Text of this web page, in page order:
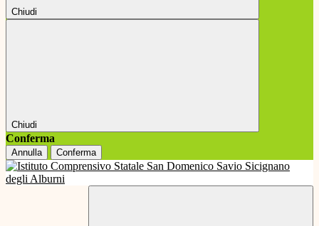
Chiudi
Chiudi
Conferma
Annulla Conferma